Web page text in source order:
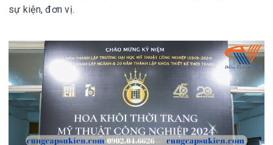
sự kiện, đơn vị.